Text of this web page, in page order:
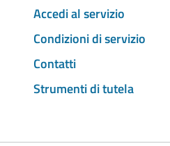
Accedi al servizio
Condizioni di servizio
Contatti
Strumenti di tutela